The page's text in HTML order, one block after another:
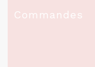
Commandes